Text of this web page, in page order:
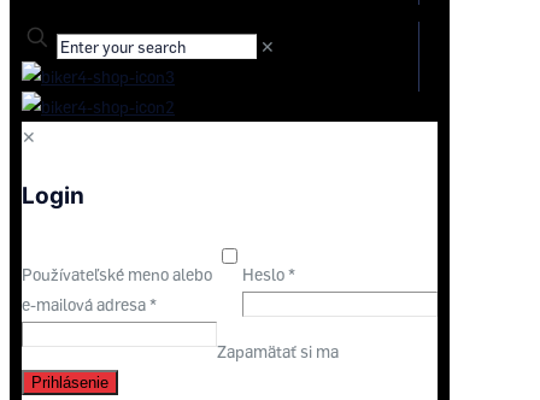
✕
✕
Login
Používateľské meno alebo
e-mailová adresa*
Heslo*
Zapamätať si ma
Prihlásenie